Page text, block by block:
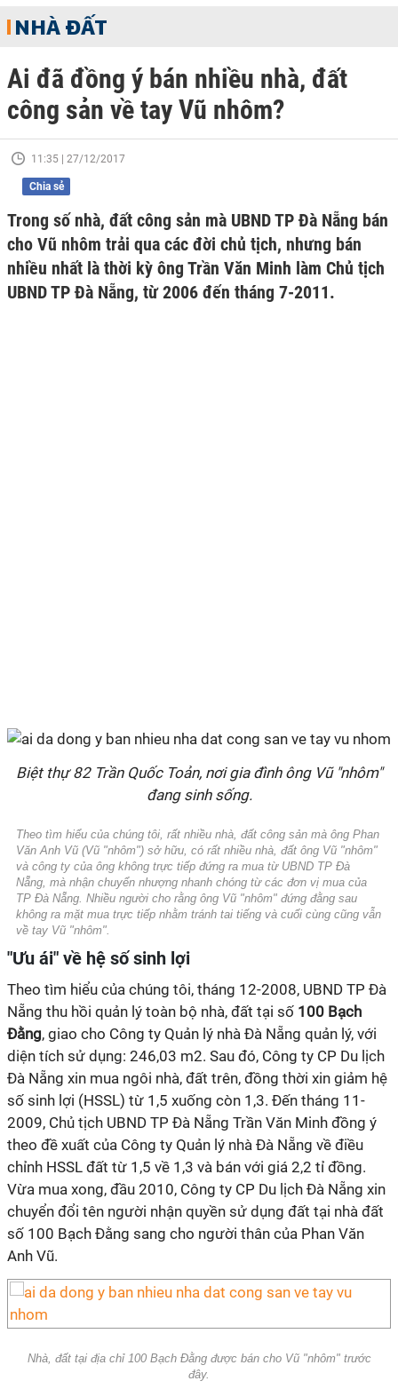
NHÀ ĐẤT
Ai đã đồng ý bán nhiều nhà, đất
công sản về tay Vũ nhôm?
11:35 | 27/12/2017
Chia sẻ
Trong số nhà, đất công sản mà UBND TP Đà Nẵng bán
cho Vũ nhôm trải qua các đời chủ tịch, nhưng bán
nhiều nhất là thời kỳ ông Trần Văn Minh làm Chủ tịch
UBND TP Đà Nẵng, từ 2006 đến tháng 7-2011.
Biệt thự 82 Trần Quốc Toản, nơi gia đình ông Vũ "nhôm"
đang sinh sống.
Theo tìm hiểu của chúng tôi, rất nhiều nhà, đất công sản mà ông Phan
Văn Anh Vũ (Vũ "nhôm") sở hữu, có rất nhiều nhà, đất ông Vũ "nhôm"
và công ty của ông không trực tiếp đứng ra mua từ UBND TP Đà
Nẵng, mà nhận chuyển nhượng nhanh chóng từ các đơn vị mua của
TP Đà Nẵng. Nhiều người cho rằng ông Vũ "nhôm" đứng đằng sau
không ra mặt mua trực tiếp nhằm tránh tai tiếng và cuối cùng cũng vẫn
về tay Vũ "nhôm".
"Ưu ái" về hệ số sinh lợi
Theo tìm hiểu của chúng tôi, tháng 12-2008, UBND TP Đà
Nẵng thu hồi quản lý toàn bộ nhà, đất tại số 100 Bạch
Đằng, giao cho Công ty Quản lý nhà Đà Nẵng quản lý, với
diện tích sử dụng: 246,03 m2. Sau đó, Công ty CP Du lịch
Đà Nẵng xin mua ngôi nhà, đất trên, đồng thời xin giảm hệ
số sinh lợi (HSSL) từ 1,5 xuống còn 1,3. Đến tháng 11-
2009, Chủ tịch UBND TP Đà Nẵng Trần Văn Minh đồng ý
theo đề xuất của Công ty Quản lý nhà Đà Nẵng về điều
chỉnh HSSL đất từ 1,5 về 1,3 và bán với giá 2,2 tỉ đồng.
Vừa mua xong, đầu 2010, Công ty CP Du lịch Đà Nẵng xin
chuyển đổi tên người nhận quyền sử dụng đất tại nhà đất
số 100 Bạch Đằng sang cho người thân của Phan Văn
Anh Vũ.
Nhà, đất tại địa chỉ 100 Bạch Đằng được bán cho Vũ "nhôm" trước
đây.